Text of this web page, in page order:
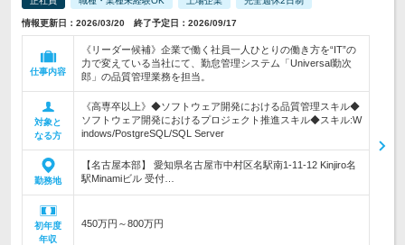
情報更新日：2026/03/20 終了予定日：2026/09/17
仕事内容
《リーダー候補》企業で働く社員一人ひとりの働き方を“IT”の
力で変えている当社にて、勤怠管理システム「Universal勤次
郎」の品質管理業務を担当。
対象と
なる方
《高専卒以上》◆ソフトウェア開発における品質管理スキル◆
ソフトウェア開発におけるプロジェクト推進スキル◆スキル:W
indows/PostgreSQL/SQL Server
勤務地
【名古屋本部】 愛知県名古屋市中村区名駅南1-11-12 Kinjiro名
駅Minamiビル 受付…
初年度
年収
450万円～800万円